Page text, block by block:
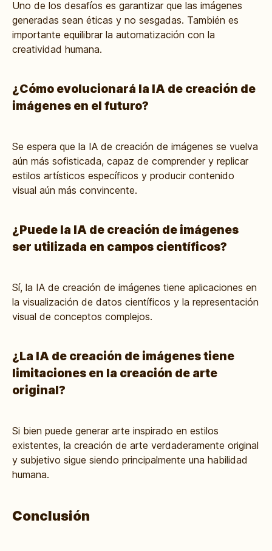
Uno de los desafíos es garantizar que las imágenes
generadas sean éticas y no sesgadas. También es
importante equilibrar la automatización con la
creatividad humana.
¿Cómo evolucionará la IA de creación de
imágenes en el futuro?
Se espera que la IA de creación de imágenes se vuelva
aún más sofisticada, capaz de comprender y replicar
estilos artísticos específicos y producir contenido
visual aún más convincente.
¿Puede la IA de creación de imágenes
ser utilizada en campos científicos?
Sí, la IA de creación de imágenes tiene aplicaciones en
la visualización de datos científicos y la representación
visual de conceptos complejos.
¿La IA de creación de imágenes tiene
limitaciones en la creación de arte
original?
Si bien puede generar arte inspirado en estilos
existentes, la creación de arte verdaderamente original
y subjetivo sigue siendo principalmente una habilidad
humana.
Conclusión